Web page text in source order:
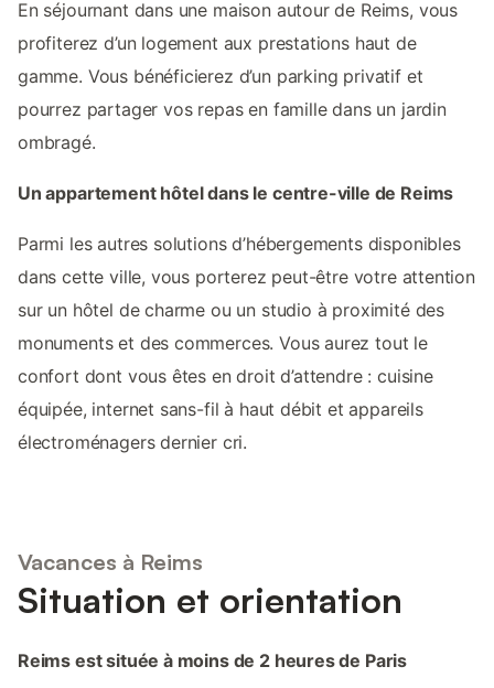
En séjournant dans une maison autour de Reims, vous
profiterez d’un logement aux prestations haut de
gamme. Vous bénéficierez d’un parking privatif et
pourrez partager vos repas en famille dans un jardin
ombragé.
Un appartement hôtel dans le centre-ville de Reims
Parmi les autres solutions d’hébergements disponibles
dans cette ville, vous porterez peut-être votre attention
sur un hôtel de charme ou un studio à proximité des
monuments et des commerces. Vous aurez tout le
confort dont vous êtes en droit d’attendre : cuisine
équipée, internet sans-fil à haut débit et appareils
électroménagers dernier cri.
Vacances à Reims
Situation et orientation
Reims est située à moins de 2 heures de Paris